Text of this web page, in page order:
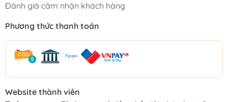
Đánh giá cảm nhận khách hàng
Phương thức thanh toán
Website thành viên